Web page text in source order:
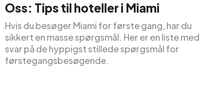
Oss: Tips til hoteller i Miami
Hvis du besøger Miami for første gang, har du
sikkert en masse spørgsmål. Her er en liste med
svar på de hyppigst stillede spørgsmål for
førstegangsbesøgende.